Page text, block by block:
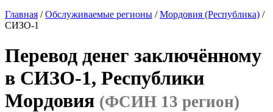
Главная /Обслуживаемые регионы /Мордовия (Республика) /
СИЗО-1
Перевод денег заключённому
в СИЗО-1, Республики
Мордовия (ФСИН 13 регион)